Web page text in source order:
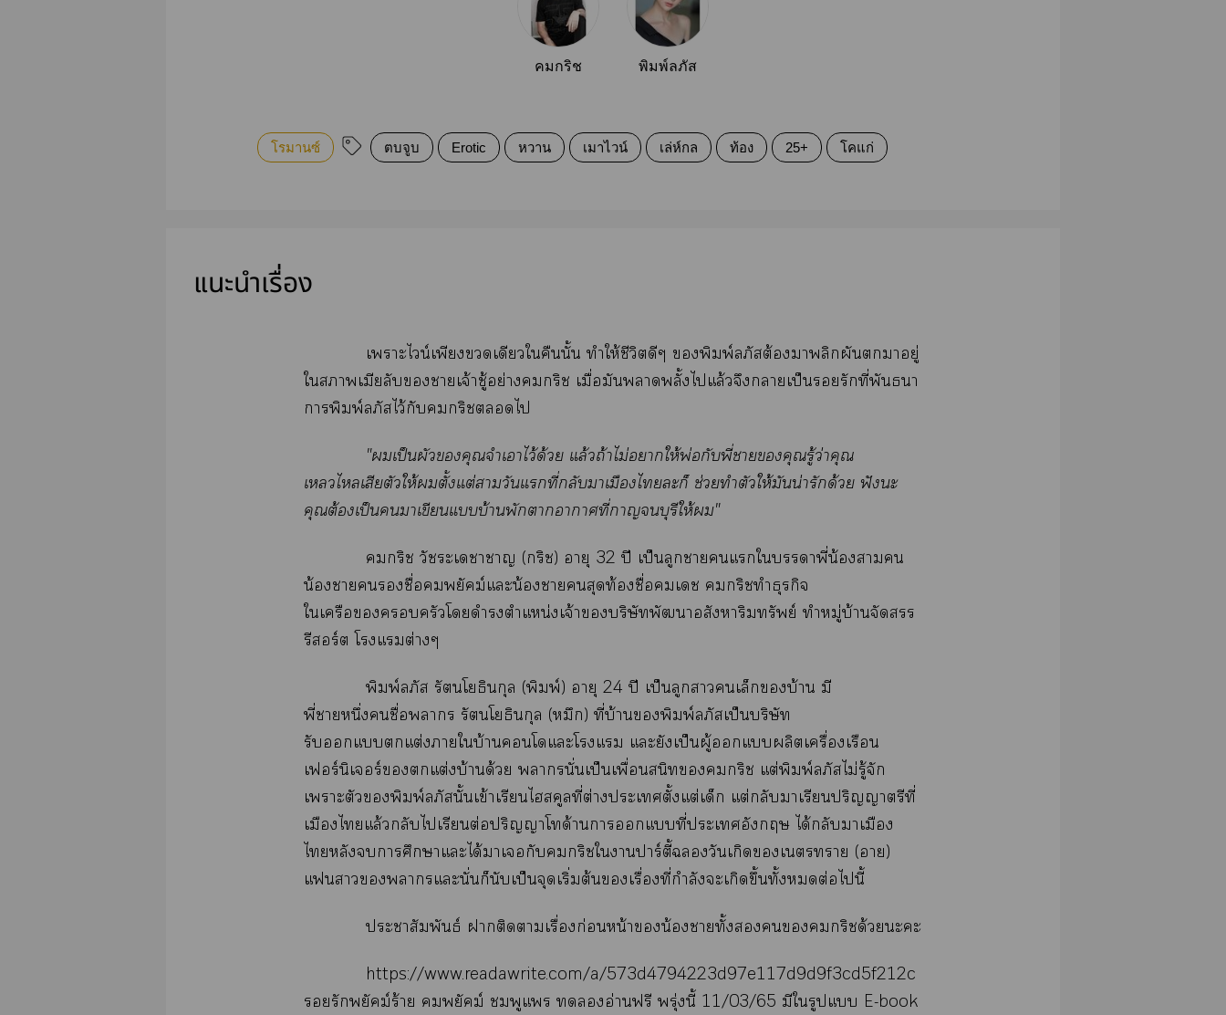
คมกริช พิมพ์ลภัส
โรมานซ์ ตบจูบ Erotic หวาน เมาไวน์ เล่ห์กล ท้อง 25+ โคแก่
แนะนำเรื่อง
เาะไวน์เพียงเดียวใคืนนั้น ทำให้ชีวิตดีๆ พิมพ์ลภัสต้าพลิกผันาอยู่
ใาเมียลับาเจ้าชู้อย่างกริช เมื่อมันาพลั้งไแล้วจึงาเป็นรักที่พันธนา
การพิมพ์ลภัสไว้กับกริชไ
"เป็นผัวคุณจำเาไว้ด้วย แล้วถ้าไม่าให้พ่อกับพี่าคุณรู้ว่าคุณ
เไเสียตัวให้ตั้งแต่าวันแที่กลับาเมืองไะก็ ช่วยทำตัวให้มันน่ารักด้วย ฟังะ
คุณต้องเป็นาเขียนแบ้านพักาาาที่กาญจนบุรีให้"
กริช วัชระเาา (กริช) อายุ 32 ปี เป็นลูกาแใาพี่น้องา
น้องาชื่อพยัคฆ์แะน้องาสุดท้องชื่อเ กริชทำธุรกิจ
ใเครือครัวโดำรงตำแหน่งเจ้าบริษัทพัฒนาอสังหาริมทรัพย์ ทำหมู่บ้านจัดสรร
รีสอร์ต โแต่างๆ
พิมพ์ลภัส รัตนโยธินกุล (พิมพ์) อายุ 24 ปี เป็นลูกาเล็กบ้าน มี
พี่าหนึ่งชื่อา รัตนโยธินกุล (หมึก) ที่บ้านพิมพ์ลภัสเป็นบริษัท
รับแแต่งาใบ้านโแะโแ แะยังเป็นผู้แผลิตเครื่องเรือน
เฟอร์นิเจอร์แต่งบ้านด้วย านั่นเป็นเพื่อนสนิทกริช แต่พิมพ์ลภัสไม่รู้จัก
เาะตัวพิมพ์ลภัสนั้นเข้าเรียนไฮสคูลที่ต่างะเตั้งแต่เด็ก แต่กลับาเรียนปริญญาตรีที่
เมืองไแล้วกลับไเรียนต่อปริญญาโด้านาแที่ะเอังกฤษ ได้กลับาเมือง
ไหลังาศึกษาแะได้าเกับกริชใาปาร์ตี้วันเกิดเา (า)
แาาแะนั่นก็นับเป็นจุดเริ่มต้นเรื่องที่กำลังะเกิดขึ้นทั้งต่อไนี้
ะาสัมพันธ์ าติดาเรื่องก่อนหน้าน้องาทั้งกริชด้วยะะ
https://www.readawrite.com/a/573d4794223d97e117d9d9f3cd5f212c
รักพยัคฆ์ร้าย พยัคฆ์ ชมพูแ อ่านฟรี พรุ่งนี้ 11/03/65 มีใรูปแ E-book